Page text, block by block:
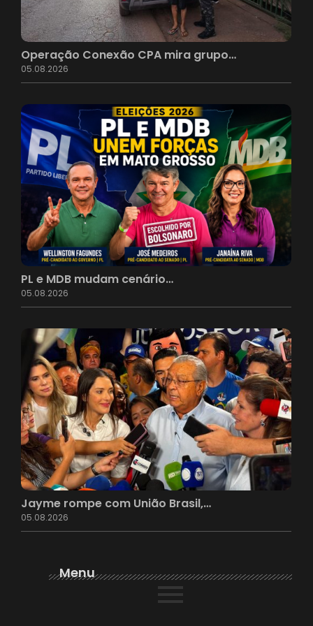
Operação Conexão CPA mira grupo…
05.08.2026
PL e MDB mudam cenário…
05.08.2026
Jayme rompe com União Brasil,…
05.08.2026
Menu